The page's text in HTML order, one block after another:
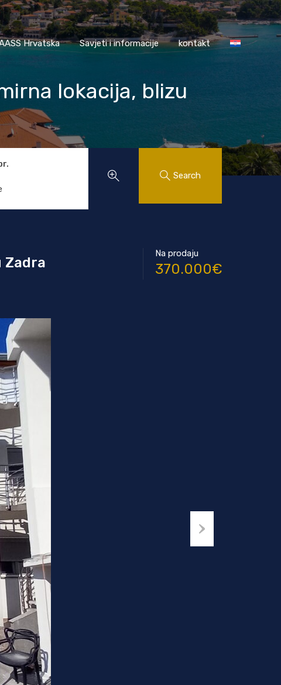
O MAASS Hrvatska Savjeti i informacije kontakt
Hrvatska Savjeti i informacije kontakt
lokacija, blizu
Search
Zadra
Na prodaju
370.000€